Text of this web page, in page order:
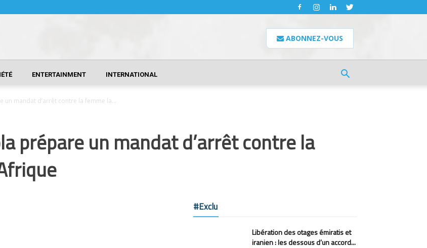
ABONNEZ-VOUS
ENTERTAINMENT INTERNATIONAL
un mandat d’arrêt contre la femme la...
prépare un mandat d’arrêt contre la
#Exclu
Libération des otages émiratis et
iranien : les dessous d’un accord...